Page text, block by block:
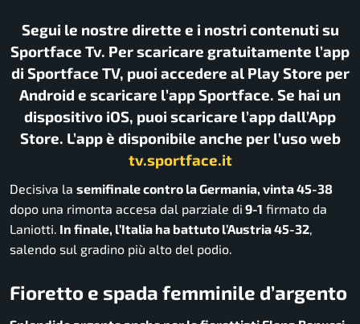
Segui le nostre dirette e i nostri contenuti su
Sportface Tv. Per scaricare gratuitamente l’app
di Sportface TV, puoi accedere al Play Store per
Android e scaricare l’app Sportface. Se hai un
dispositivo iOS, puoi scaricare l’app dall’App
Store. L’app è disponibile anche per l’uso web
tv.sportface.it
Decisiva la semifinale contro la Germania, vinta 45-38
dopo una rimonta accesa dal parziale di 9-1 firmato da
Laniotti. In finale, l’Italia ha battuto l’Austria 45-32,
salendo sul gradino più alto del podio.
Fioretto e spada femminile d’argento